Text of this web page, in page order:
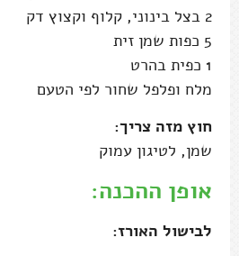
2 בצל בינוני, קלוף וקצוץ דק
5 כפות שמן זית
1 כפית בהרט
מלח ופלפל שחור לפי הטעם
חוץ מזה צריך:
שמן, לטיגון עמוק
אופן ההכנה:
לבישול האורז: